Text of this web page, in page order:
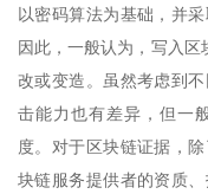
以密码算法为基础，并
因此，一般认为，写入区
改或变造。虽然考虑到
击能力也有差异，但一
度。对于区块链证据，
块链服务提供者的资质